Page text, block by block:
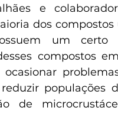
e
dos compostos
um
compostos
populações
de